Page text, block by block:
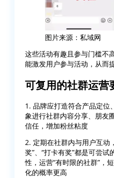
图片来源：私域网
这些活动有趣且参与门槛不
能激发用户参与活动，从而
可复用的社群运营
1. 品牌应打造符合产品定位
象进行社群内容分享、朋友
信任，增加粉丝粘度
2. 定期在社群内与用户互动
奖”、“打卡有奖”都是可尝
性，运营“有时限的社群”，
化的概率更高